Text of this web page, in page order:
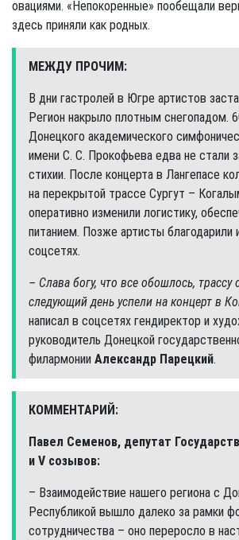
овациями. «Непокоренные» пообещали
здесь приняли как родных.
МЕЖДУ ПРОЧИМ:
В дни гастролей в Югре артистов
Регион накрыло плотным снегопадом.
Донецкого академического
имени С. С. Прокофьева едва не стали
стихии. После концерта в Лангепасе
на перекрытой трассе Сургут –
оперативно изменили логистику,
питанием. Позже артисты благодарили
соцсетях.
– Слава богу, что все обошлось,
следующий день успели на концерт в
написал в соцсетях гендиректор и
руководитель Донецкой
филармонии Александр Парецкий.
КОММЕНТАРИЙ:
Павел Семенов, депутат
и V созывов:
– Взаимодействие нашего региона с
Республикой вышло далеко за рамки
сотрудничества – оно переросло в